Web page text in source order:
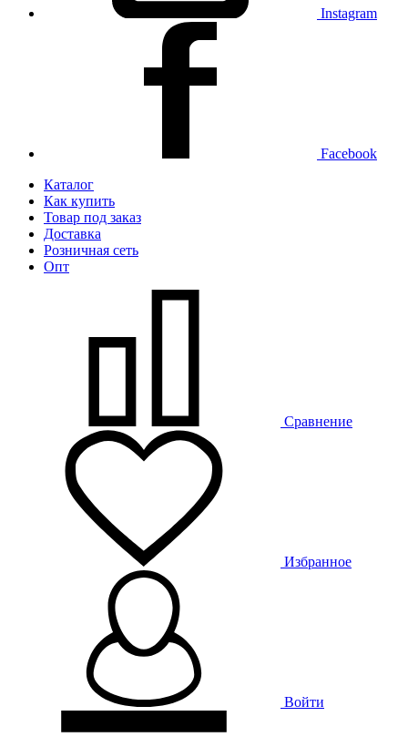
Instagram
Facebook
Каталог
Как купить
Товар под заказ
Доставка
Розничная сеть
Опт
Сравнение
Избранное
Войти